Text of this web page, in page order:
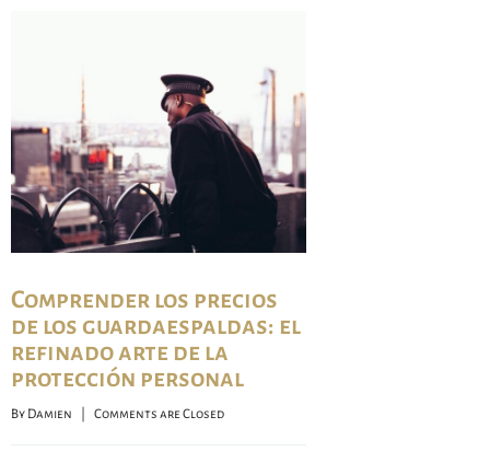
Comprender los precios
de los guardaespaldas: el
refinado arte de la
protección personal
By Damien Comments are Closed